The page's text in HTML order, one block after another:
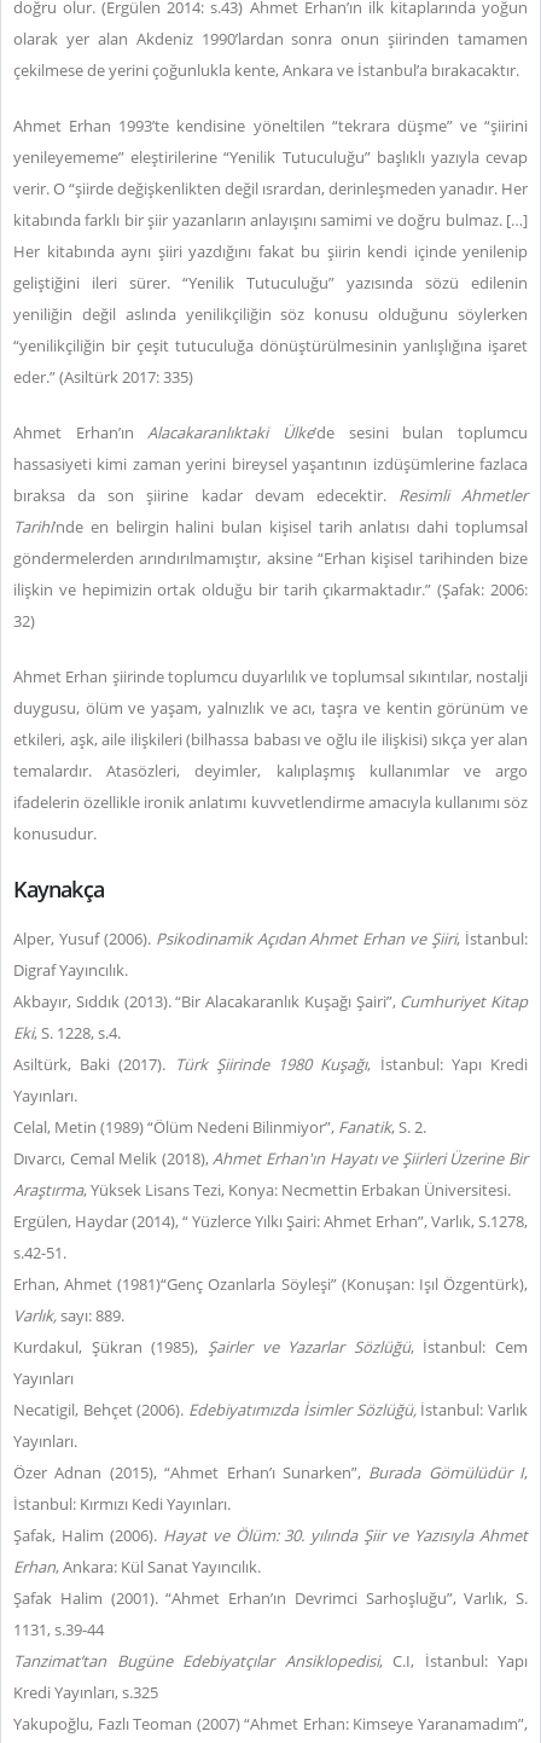
doğru olur. (Ergülen 2014: s.43) Ahmet Erhan’ın ilk kitaplarında yoğun
olarak yer alan Akdeniz 1990’lardan sonra onun şiirinden tamamen
çekilmese de yerini çoğunlukla kente, Ankara ve İstanbul’a bırakacaktır.
Ahmet Erhan 1993’te kendisine yöneltilen “tekrara düşme” ve “şiirini
yenileyememe” eleştirilerine “Yenilik Tutuculuğu” başlıklı yazıyla cevap
verir. O “şiirde değişkenlikten değil ısrardan, derinleşmeden yanadır. Her
kitabında farklı bir şiir yazanların anlayışını samimi ve doğru bulmaz. […]
Her kitabında aynı şiiri yazdığını fakat bu şiirin kendi içinde yenilenip
geliştiğini ileri sürer. “Yenilik Tutuculuğu” yazısında sözü edilenin
yeniliğin değil aslında yenilikçiliğin söz konusu olduğunu söylerken
“yenilikçiliğin bir çeşit tutuculuğa dönüştürülmesinin yanlışlığına işaret
eder.” (Asiltürk 2017: 335)
Ahmet Erhan’ınAlacakaranlıktaki Ülke’de sesini bulan toplumcu
hassasiyeti kimi zaman yerini bireysel yaşantının izdüşümlerine fazlaca
bıraksa da son şiirine kadar devam edecektir. Resimli Ahmetler
Tarihi’nde en belirgin halini bulan kişisel tarih anlatısı dahi toplumsal
göndermelerden arındırılmamıştır, aksine “Erhan kişisel tarihinden bize
ilişkin ve hepimizin ortak olduğu bir tarih çıkarmaktadır.” (Şafak: 2006:
32)
Ahmet Erhan şiirinde toplumcu duyarlılık ve toplumsal sıkıntılar, nostalji
duygusu, ölüm ve yaşam, yalnızlık ve acı, taşra ve kentin görünüm ve
etkileri, aşk, aile ilişkileri (bilhassa babası ve oğlu ile ilişkisi) sıkça yer alan
temalardır. Atasözleri, deyimler, kalıplaşmış kullanımlar ve argo
ifadelerin özellikle ironik anlatımı kuvvetlendirme amacıyla kullanımı söz
konusudur.
Kaynakça
Alper, Yusuf (2006). Psikodinamik Açıdan Ahmet Erhan ve Şiiri, İstanbul:
Digraf Yayıncılık.
Akbayır, Sıddık (2013). “Bir Alacakaranlık Kuşağı Şairi”, Cumhuriyet Kitap
Eki, S. 1228, s.4.
Asiltürk, Baki (2017). Türk Şiirinde 1980 Kuşağı, İstanbul: Yapı Kredi
Yayınları.
Celal, Metin (1989) “Ölüm Nedeni Bilinmiyor”, Fanatik, S. 2.
Dıvarcı, Cemal Melik (2018),Ahmet Erhan'ın Hayatı ve Şiirleri Üzerine Bir
Araştırma, Yüksek Lisans Tezi, Konya: Necmettin Erbakan Üniversitesi.
Ergülen, Haydar (2014), “ Yüzlerce Yılkı Şairi: Ahmet Erhan”, Varlık, S.1278,
s.42-51.
Erhan, Ahmet (1981)“Genç Ozanlarla Söyleşi” (Konuşan: Işıl Özgentürk),
Varlık,sayı: 889.
Kurdakul, Şükran (1985), Şairler ve Yazarlar Sözlüğü, İstanbul: Cem
Yayınları
Necatigil, Behçet (2006). Edebiyatımızda İsimler Sözlüğü, İstanbul: Varlık
Yayınları.
Özer Adnan (2015), “Ahmet Erhan’ı Sunarken”, Burada Gömülüdür I,
İstanbul: Kırmızı Kedi Yayınları.
Şafak, Halim (2006). Hayat ve Ölüm: 30. yılında Şiir ve Yazısıyla Ahmet
Erhan, Ankara: Kül Sanat Yayıncılık.
Şafak Halim (2001). “Ahmet Erhan’ın Devrimci Sarhoşluğu”, Varlık, S.
1131, s.39-44
Tanzimat’tan Bugüne Edebiyatçılar Ansiklopedisi, C.I, İstanbul: Yapı
Kredi Yayınları, s.325
Yakupoğlu, Fazlı Teoman (2007) “Ahmet Erhan: Kimseye Yaranamadım”,